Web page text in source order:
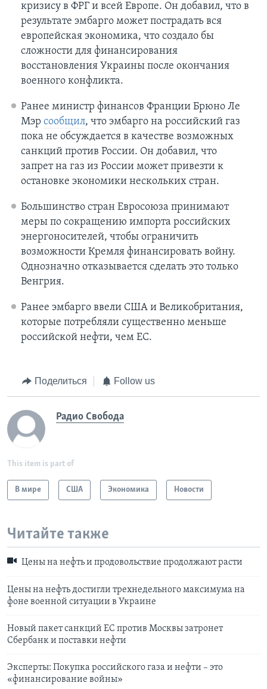
кризису в ФРГ и всей Европе. Он добавил, что в
результате эмбарго может пострадать вся
европейская экономика, что создало бы
сложности для финансирования
восстановления Украины после окончания
военного конфликта.
Ранее министр финансов Франции Брюно Ле
Мэр сообщил, что эмбарго на российский газ
пока не обсуждается в качестве возможных
санкций против России. Он добавил, что
запрет на газ из России может привезти к
остановке экономики нескольких стран.
Большинство стран Евросоюза принимают
меры по сокращению импорта российских
энергоносителей, чтобы ограничить
возможности Кремля финансировать войну.
Однозначно отказывается сделать это только
Венгрия.
Ранее эмбарго ввели США и Великобритания,
которые потребляли существенно меньше
российской нефти, чем ЕС.
Поделиться Follow us
Радио Свобода
This item is part of
В мире США Экономика Новости
Читайте также
Цены на нефть и продовольствие продолжают расти
Цены на нефть достигли трехнедельного максимума на
фоне военной ситуации в Украине
Новый пакет санкций ЕС против Москвы затронет
Сбербанк и поставки нефти
Эксперты: Покупка российского газа и нефти – это
«финансирование войны»